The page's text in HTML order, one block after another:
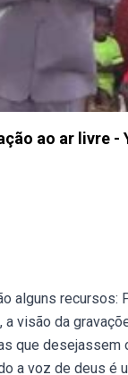
ao ar livre -
alguns recursos:
visão da
que desejassem
a voz de deus